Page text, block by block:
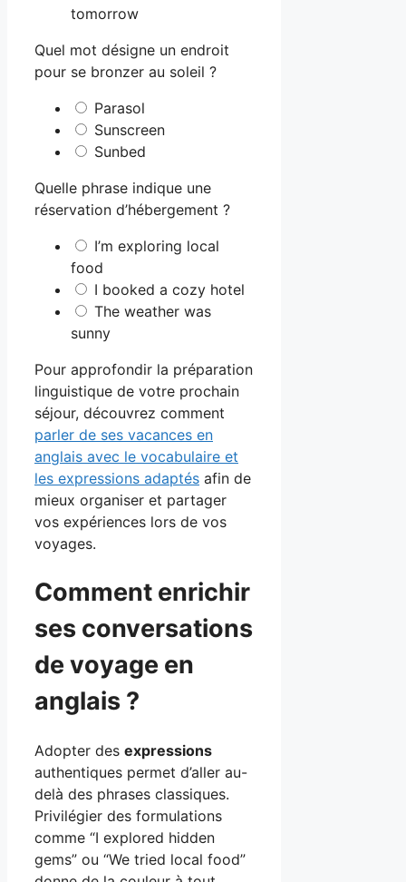
tomorrow
Quel mot désigne un endroit
pour se bronzer au soleil ?
Parasol
Sunscreen
Sunbed
Quelle phrase indique une
réservation d’hébergement ?
I’m exploring local
food
I booked a cozy hotel
The weather was
sunny
Pour approfondir la préparation
linguistique de votre prochain
séjour, découvrez comment
parler de ses vacances en
anglais avec le vocabulaire et
les expressions adaptés afin de
mieux organiser et partager
vos expériences lors de vos
voyages.
Comment enrichir
ses conversations
de voyage en
anglais ?
Adopter des expressions
authentiques permet d’aller au-
delà des phrases classiques.
Privilégier des formulations
comme “I explored hidden
gems” ou “We tried local food”